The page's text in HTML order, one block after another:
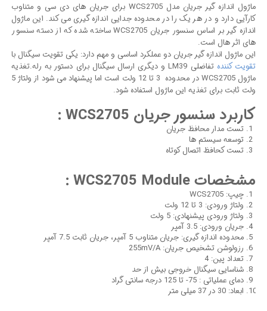
ماژول اندازه گیر جریان مدل WCS2705 برای جریان های دی سی و متناوب
کارآیی دارد و در هر یک را در محدوده جدایی اندازه گیری می کند. این ماژول
اندازه گیر بر اساس سنسور جریان WCS2705 ساخته شده که از دسته سنسور
های اثر هال است.
این ماژول اندازه گیر جریان دو عملکرد اساسی و مهم دارد: یکی تقویت سیگنال با
تقویت کننده
تفاضلی LM39 و دیگری ارسال سیگنال برای دستور به رله.تغذیه
ماژول WCS2705 در محدوده 3 تا 12 ولت است اما پیشنهاد می شود از ولتاژ 5
ولت ثابت برای تغذیه این ماژول استفاده شود.
کاربرد سنسور جریان WCS2705 :
تست مدار محافظ جریان
توسعه سیستم ها
تست کحافظ اتصال کوتاه
مشخصات WCS2705 Module :
چیپ: WCS2705
ولتاژ ورودی: 3 تا 12 ولت
ولتاژ ورودی پیشنهادی: 5 ولت
جریان ورودی: 3.5 آمپر
محدوده اندازه گیری: جریان متناوب 5 آمپر، جریان ثابت 7.5 آمپر
رزولوشن تشخیص جریان: 255mV/A
تعداد پین: 4
شناسایی سیگنال خروجی بیش از حد
دمای عملیاتی : 75- تا 125 درجه سانتی گراد
ابعاد: 30 در 37 میلی متر